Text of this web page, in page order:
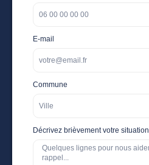
E-mail
Commune
Décrivez brièvement votre situation